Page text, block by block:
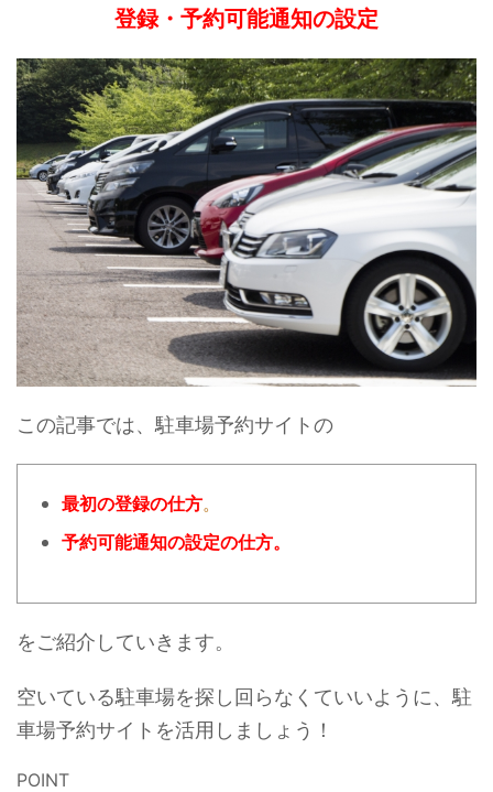
登録・予約可能通知の設定
この記事では、駐車場予約サイトの
最初の登録の仕方。
予約可能通知の設定の仕方。
をご紹介していきます。
空いている駐車場を探し回らなくていいように、駐
車場予約サイトを活用しましょう！
POINT